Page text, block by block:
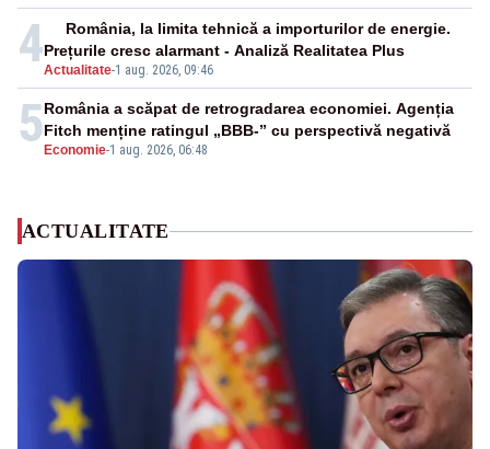
4Actualitate-1 aug. 2026, 09:46
România, la limita tehnică a importurilor de energie.
Prețurile cresc alarmant - Analiză Realitatea Plus
5 Economie-1 aug. 2026, 06:48
România a scăpat de retrogradarea economiei. Agenția
Fitch menține ratingul „BBB-” cu perspectivă negativă
ACTUALITATE